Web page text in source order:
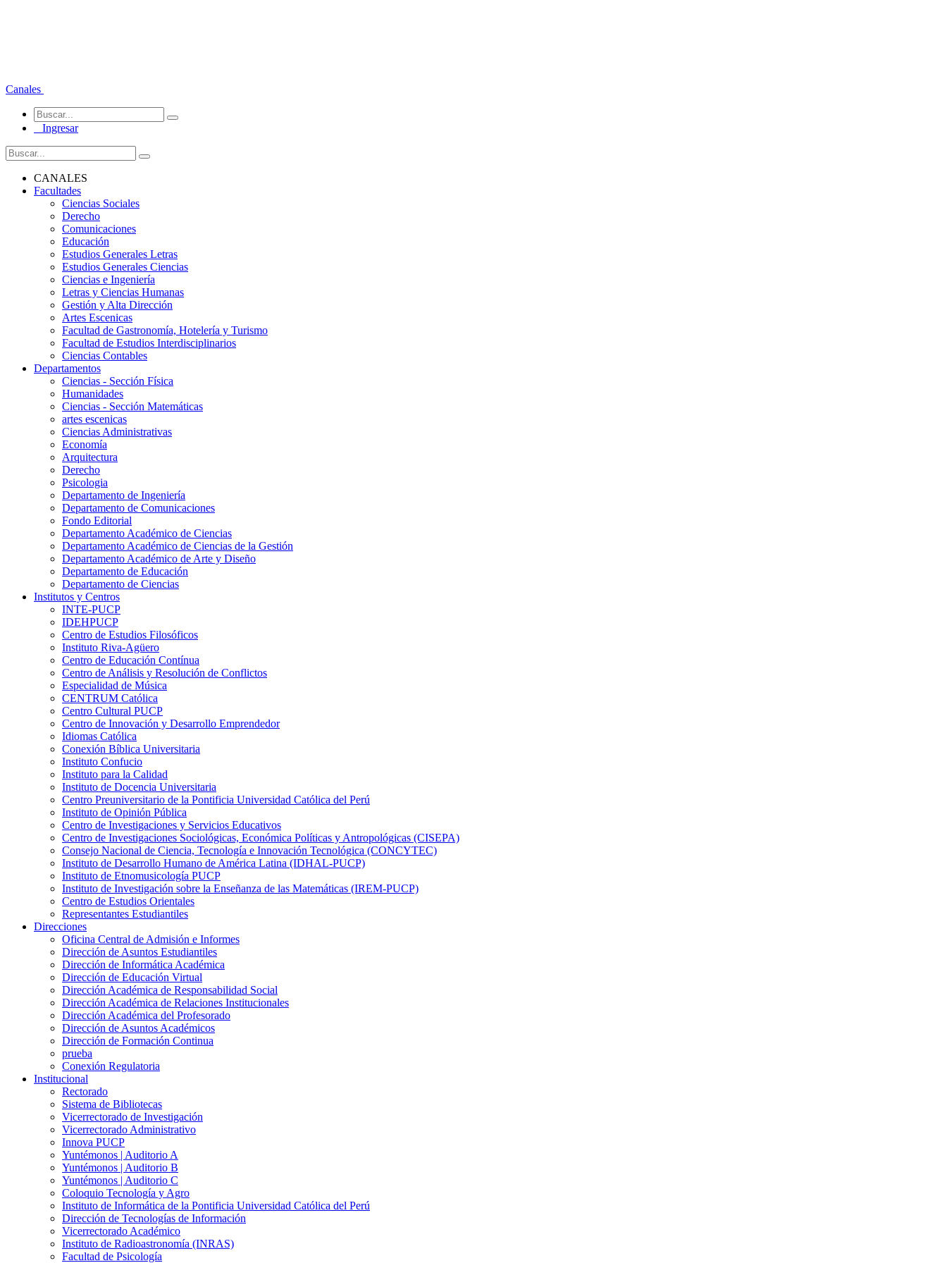
Canales
Ingresar
CANALES
Facultades
Ciencias Sociales
Derecho
Comunicaciones
Educación
Estudios Generales Letras
Estudios Generales Ciencias
Ciencias e Ingeniería
Letras y Ciencias Humanas
Gestión y Alta Dirección
Artes Escenicas
Facultad de Gastronomía, Hotelería y Turismo
Facultad de Estudios Interdisciplinarios
Ciencias Contables
Departamentos
Ciencias - Sección Física
Humanidades
Ciencias - Sección Matemáticas
artes escenicas
Ciencias Administrativas
Economía
Arquitectura
Derecho
Psicologia
Departamento de Ingeniería
Departamento de Comunicaciones
Fondo Editorial
Departamento Académico de Ciencias
Departamento Académico de Ciencias de la Gestión
Departamento Académico de Arte y Diseño
Departamento de Educación
Departamento de Ciencias
Institutos y Centros
INTE-PUCP
IDEHPUCP
Centro de Estudios Filosóficos
Instituto Riva-Agüero
Centro de Educación Contínua
Centro de Análisis y Resolución de Conflictos
Especialidad de Música
CENTRUM Católica
Centro Cultural PUCP
Centro de Innovación y Desarrollo Emprendedor
Idiomas Católica
Conexión Bíblica Universitaria
Instituto Confucio
Instituto para la Calidad
Instituto de Docencia Universitaria
Centro Preuniversitario de la Pontificia Universidad Católica del Perú
Instituto de Opinión Pública
Centro de Investigaciones y Servicios Educativos
Centro de Investigaciones Sociológicas, Económica Políticas y Antropológicas (CISEPA)
Consejo Nacional de Ciencia, Tecnología e Innovación Tecnológica (CONCYTEC)
Instituto de Desarrollo Humano de América Latina (IDHAL-PUCP)
Instituto de Etnomusicología PUCP
Instituto de Investigación sobre la Enseñanza de las Matemáticas (IREM-PUCP)
Centro de Estudios Orientales
Representantes Estudiantiles
Direcciones
Oficina Central de Admisión e Informes
Dirección de Asuntos Estudiantiles
Dirección de Informática Académica
Dirección de Educación Virtual
Dirección Académica de Responsabilidad Social
Dirección Académica de Relaciones Institucionales
Dirección Académica del Profesorado
Dirección de Asuntos Académicos
Dirección de Formación Continua
prueba
Conexión Regulatoria
Institucional
Rectorado
Sistema de Bibliotecas
Vicerrectorado de Investigación
Vicerrectorado Administrativo
Innova PUCP
Yuntémonos | Auditorio A
Yuntémonos | Auditorio B
Yuntémonos | Auditorio C
Coloquio Tecnología y Agro
Instituto de Informática de la Pontificia Universidad Católica del Perú
Dirección de Tecnologías de Información
Vicerrectorado Académico
Instituto de Radioastronomía (INRAS)
Facultad de Psicología